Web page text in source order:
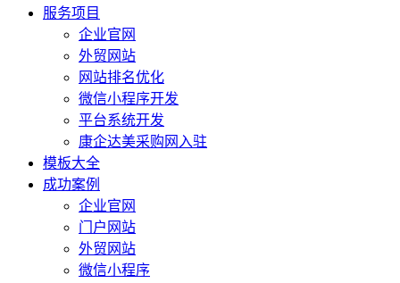
服务项目
企业官网
外贸网站
网站排名优化
微信小程序开发
平台系统开发
康企达美采购网入驻
模板大全
成功案例
企业官网
门户网站
外贸网站
微信小程序